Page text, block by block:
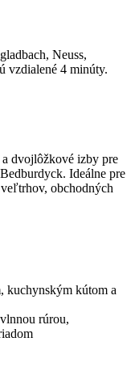
Neuss,
vzdialené 4 minúty.
a dvojlôžkové izby pre
Ideálne pre
obchodných
kuchynským kútom a
rúrou,